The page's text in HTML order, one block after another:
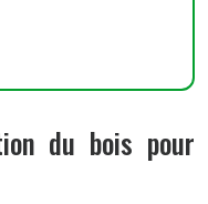
du bois pour